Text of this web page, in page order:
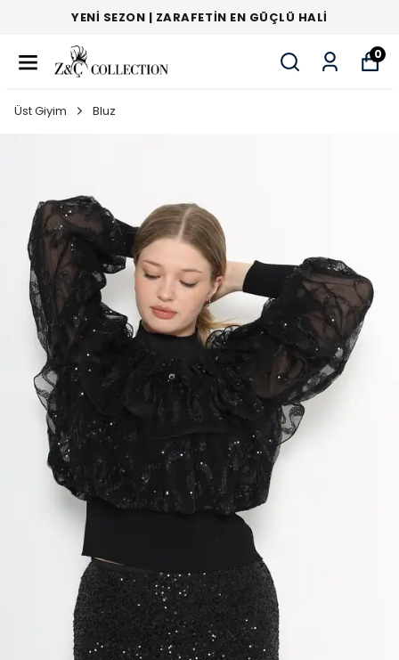
YENI SEZON | ZARAFETIN EN GÜÇLÜ HALI
0
Üst Giyim Bluz